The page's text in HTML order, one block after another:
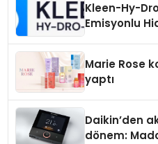
Kleen-Hy-
Emisyonlu
Marie Rose
yaptı
Daikin’den
dönem: